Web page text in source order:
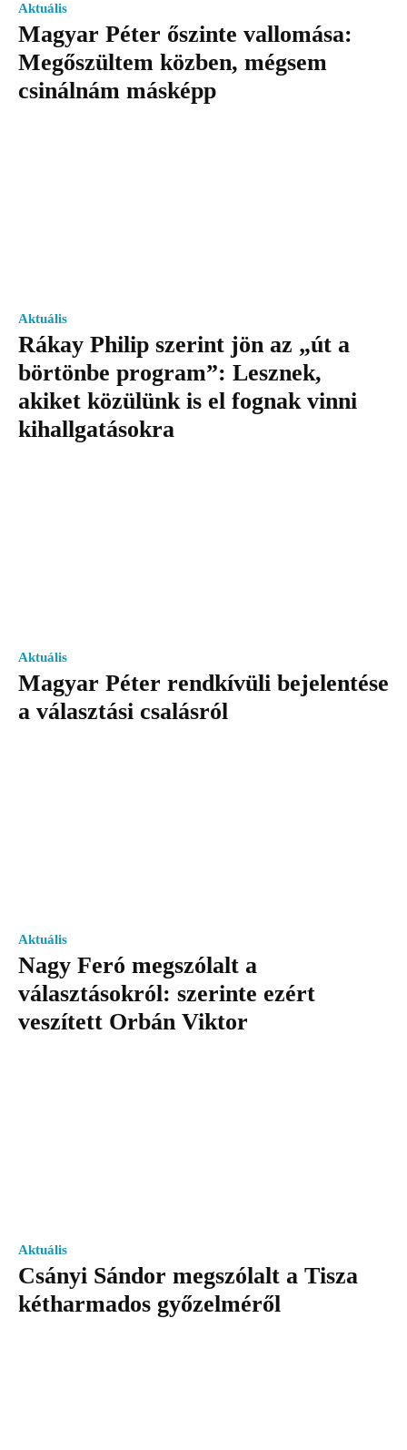
Aktuális
Magyar Péter őszinte vallomása:
Megőszültem közben, mégsem
csinálnám másképp
Aktuális
Rákay Philip szerint jön az „út a
börtönbe program”: Lesznek,
akiket közülünk is el fognak vinni
kihallgatásokra
Aktuális
Magyar Péter rendkívüli bejelentése
a választási csalásról
Aktuális
Nagy Feró megszólalt a
választásokról: szerinte ezért
veszített Orbán Viktor
Aktuális
Csányi Sándor megszólalt a Tisza
kétharmados győzelméről